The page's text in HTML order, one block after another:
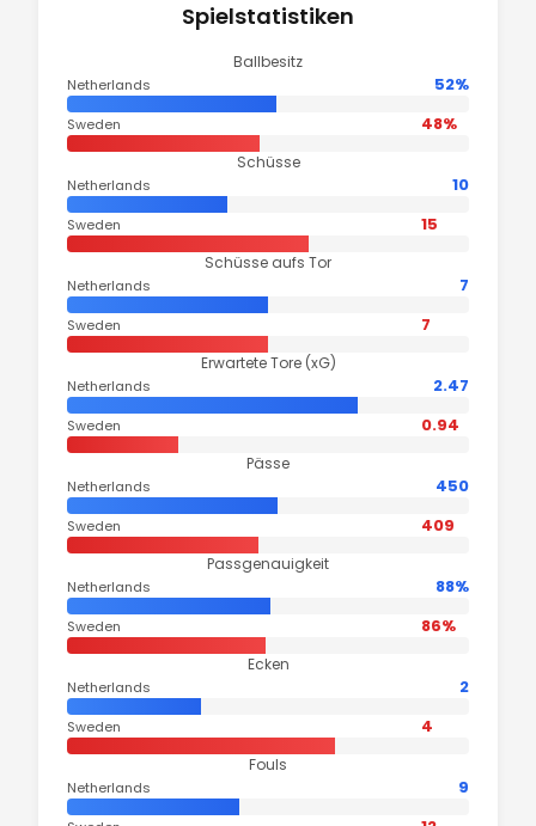
Spielstatistiken
Ballbesitz
Netherlands 52%
Sweden 48%
Schüsse
Netherlands 10
Sweden 15
Schüsse aufs Tor
Netherlands 7
Sweden 7
Erwartete Tore (xG)
Netherlands 2.47
Sweden 0.94
Pässe
Netherlands 450
Sweden 409
Passgenauigkeit
Netherlands 88%
Sweden 86%
Ecken
Netherlands 2
Sweden 4
Fouls
Netherlands 9